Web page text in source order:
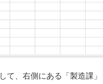
、右側にある「製造課」